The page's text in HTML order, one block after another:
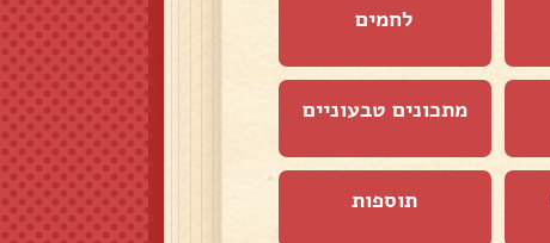
לחמים
מתכונים טבעוניים
תוספות